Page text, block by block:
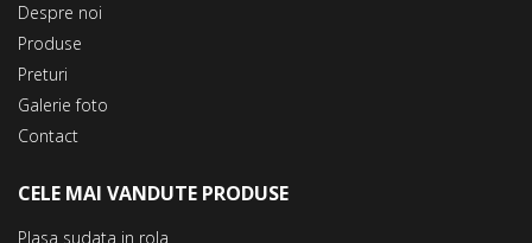
Despre noi
Produse
Preturi
Galerie foto
Contact
CELE MAI VANDUTE PRODUSE
Plasa sudata in rola